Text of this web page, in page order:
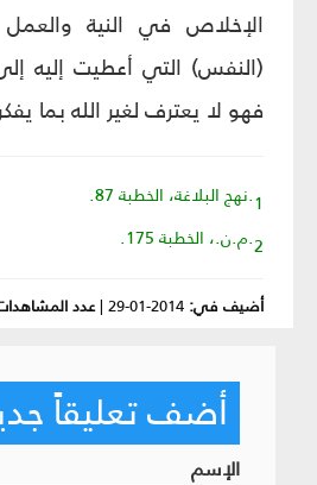
الإخلاص في النية والعمل
(النفس) التي أعطيت إليه
فهو لا يعترف لغير الله بما
1.نهج البلاغة، الخطبة 87.
2.م.ن.، الخطبة 175.
أضيف في: 2014-01-29
|عدد
أضف تعليقاً
الإسم